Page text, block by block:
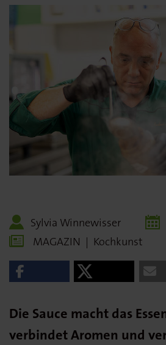
Sylvia Winnewisser
MAGAZIN | Kochkunst
Die Sauce macht das
verbindet Aromen und